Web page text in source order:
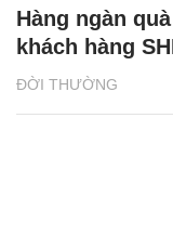
ĐỜI THƯỜNG
Hàng ngàn
khách hàng